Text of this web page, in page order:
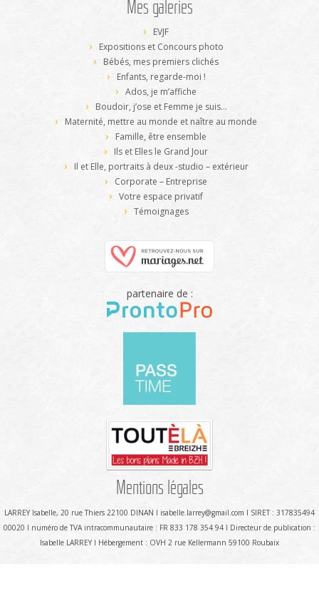
Mes galeries
EVJF
Expositions et Concours photo
Bébés, mes premiers clichés
Enfants, regarde-moi !
Ados, je m’affiche
Boudoir, j’ose et Femme je suis…
Maternité, mettre au monde et naître au monde
Famille, être ensemble
Ils et Elles le Grand Jour
Il et Elle, portraits à deux -studio – extérieur
Corporate – Entreprise
Votre espace privatif
Témoignages
partenaire de :
Mentions légales
LARREY Isabelle, 20 rue Thiers 22100 DINAN I isabelle.larrey@gmail.com I SIRET : 317835494
00020 I numéro de TVA intracommunautaire : FR 833 178 354 94 I Directeur de publication :
Isabelle LARREY I Hébergement : OVH 2 rue Kellermann 59100 Roubaix